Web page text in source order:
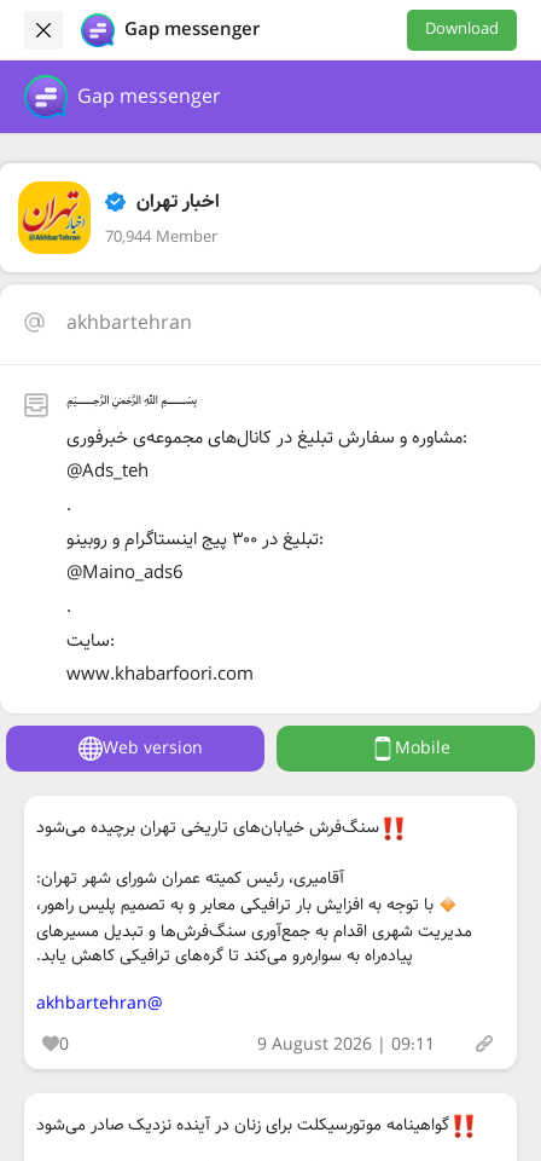
Gap messenger Download
Gap messenger
اخبار تهران
70,944 Member
akhbartehran
﷽
مشاوره و سفارش تبلیغ در کانال‌های مجموعه‌ی خبرفوری:
@Ads_teh
.
تبلیغ در ۳۰۰ پیج اینستاگرام و روبینو:
@Maino_ads6
.
سایت:
www.khabarfoori.com
Web version Mobile
سنگ‌فرش خیابان‌های تاریخی تهران برچیده می‌شود
آقامیری، رئیس کمیته عمران شورای شهر تهران:
با توجه به افزایش بار ترافیکی معابر و به تصمیم پلیس راهور،
مدیریت شهری اقدام به جمع‌آوری سنگ‌فرش‌ها و تبدیل مسیرهای
پیاده‌راه به سواره‌رو می‌کند تا گره‌های ترافیکی کاهش یابد.
@akhbartehran
0
9 August 2026 | 09:11
گواهینامه موتورسیکلت برای زنان در آینده نزدیک صادر می‌شود